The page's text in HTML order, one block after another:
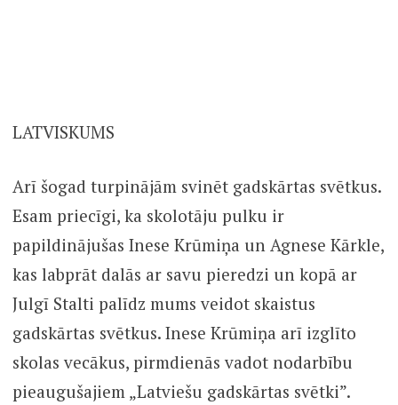
LATVISKUMS
Arī šogad turpinājām svinēt gadskārtas svētkus.
Esam priecīgi, ka skolotāju pulku ir
papildinājušas Inese Krūmiņa un Agnese Kārkle,